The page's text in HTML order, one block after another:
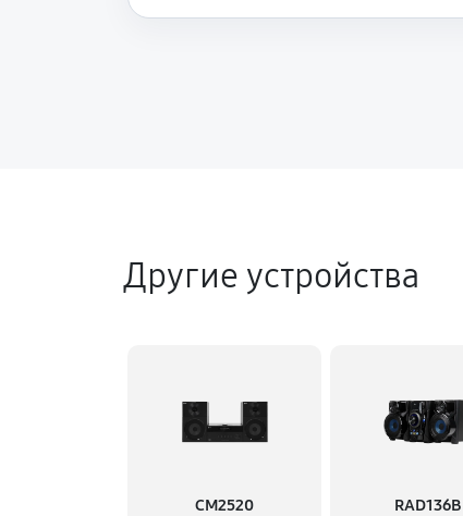
Другие устройства
CM2520 RAD136B